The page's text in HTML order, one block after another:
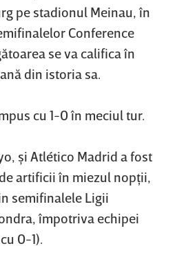
pe stadionul Meinau, în
Conference
se va califica în
din istoria sa.
cu 1-0 în meciul tur.
şi Atlético Madrid a fost
artificii în miezul nopţii,
semifinalele Ligii
împotriva echipei
0-1).